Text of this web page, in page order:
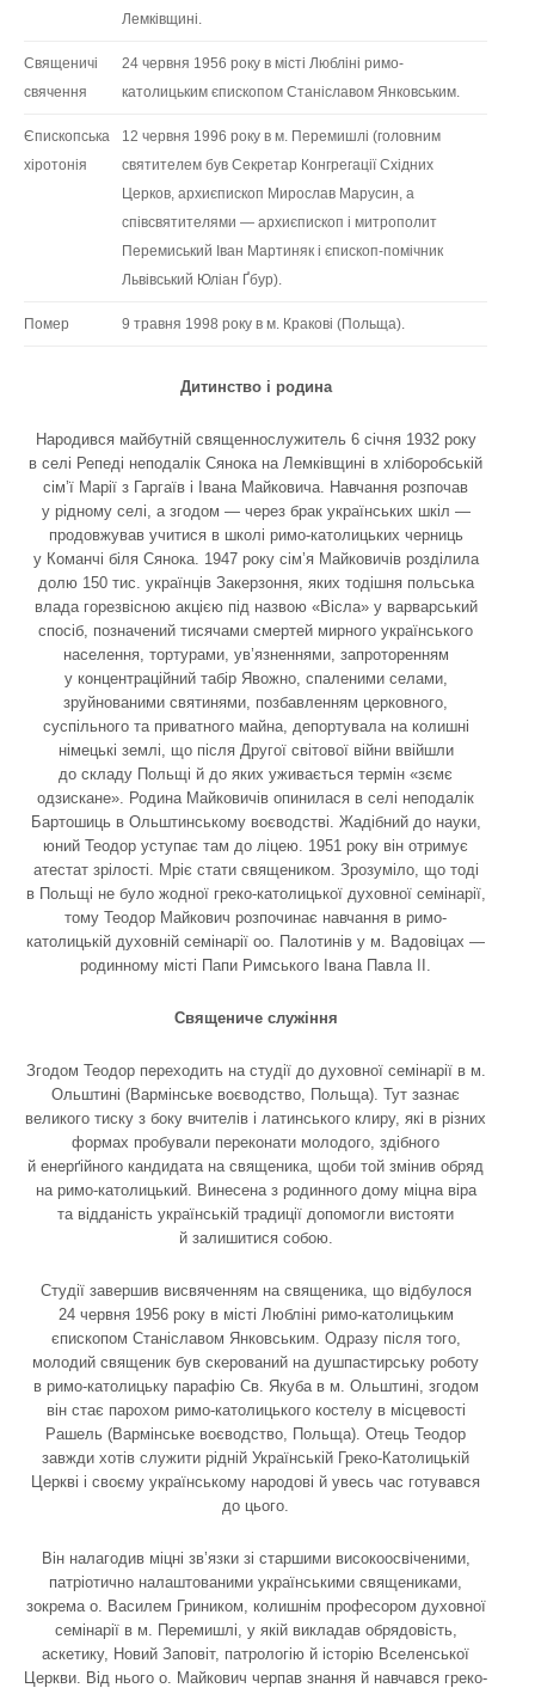
Лемківщині.
Священичі
свячення
24 червня 1956 року в місті Любліні римо-
католицьким єпископом Станіславом Янковським.
Єпископська
хіротонія
12 червня 1996 року в м. Перемишлі (головним
святителем був Секретар Конгрегації Східних
Церков, архиєпископ Мирослав Марусин, а
співсвятителями — архиєпископ і митрополит
Перемиський Іван Мартиняк і єпископ-помічник
Львівський Юліан Ґбур).
Помер 9 травня 1998 року в м. Кракові (Польща).
Дитинство і родина
Народився майбутній священнослужитель 6 січня 1932 року
в селі Репеді неподалік Сянока на Лемківщині в хліборобській
сім’ї Марії з Гаргаїв і Івана Майковича. Навчання розпочав
у рідному селі, а згодом — через брак українських шкіл —
продовжував учитися в школі римо-католицьких черниць
у Команчі біля Сянока. 1947 року сім’я Майковичів розділила
долю 150 тис. українців Закерзоння, яких тодішня польська
влада горезвісною акцією під назвою «Вісла» у варварський
спосіб, позначений тисячами смертей мирного українського
населення, тортурами, ув’язненнями, запроторенням
у концентраційний табір Явожно, спаленими селами,
зруйнованими святинями, позбавленням церковного,
суспільного та приватного майна, депортувала на колишні
німецькі землі, що після Другої світової війни ввійшли
до складу Польщі й до яких уживається термін «зємє
одзискане». Родина Майковичів опинилася в селі неподалік
Бартошиць в Ольштинському воєводстві. Жадібний до науки,
юний Теодор уступає там до ліцею. 1951 року він отримує
атестат зрілості. Мріє стати священиком. Зрозуміло, що тоді
в Польщі не було жодної греко-католицької духовної семінарії,
тому Теодор Майкович розпочинає навчання в римо-
католицькій духовній семінарії оо. Палотинів у м. Вадовіцах —
родинному місті Папи Римського Івана Павла ІІ.
Священиче служіння
Згодом Теодор переходить на студії до духовної семінарії в м.
Ольштині (Вармінське воєводство, Польща). Тут зазнає
великого тиску з боку вчителів і латинського клиру, які в різних
формах пробували переконати молодого, здібного
й енерґійного кандидата на священика, щоби той змінив обряд
на римо-католицький. Винесена з родинного дому міцна віра
та відданість українській традиції допомогли вистояти
й залишитися собою.
Студії завершив висвяченням на священика, що відбулося
24 червня 1956 року в місті Любліні римо-католицьким
єпископом Станіславом Янковським. Одразу після того,
молодий священик був скерований на душпастирську роботу
в римо-католицьку парафію Св. Якуба в м. Ольштині, згодом
він стає парохом римо-католицького костелу в місцевості
Рашель (Вармінське воєводство, Польща). Отець Теодор
завжди хотів служити рідній Українській Греко-Католицькій
Церкві і своєму українському народові й увесь час готувався
до цього.
Він налагодив міцні зв’язки зі старшими високоосвіченими,
патріотично налаштованими українськими священиками,
зокрема о. Василем Гриником, колишнім професором духовної
семінарії в м. Перемишлі, у якій викладав обрядовість,
аскетику, Новий Заповіт, патрологію й історію Вселенської
Церкви. Від нього о. Майкович черпав знання й навчався греко-